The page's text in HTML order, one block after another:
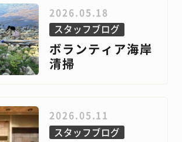
2026.05.18
スタッフブログ
ボランティア海岸
清掃
2026.05.11
スタッフブログ